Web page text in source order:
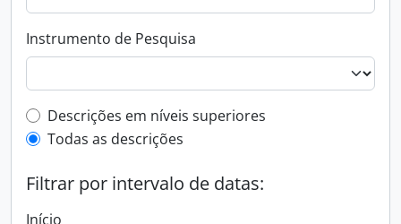
Instrumento de Pesquisa
Filtro de descrição de nível superior
Descrições em níveis superiores
Todas as descrições
Filtrar por intervalo de datas:
Início